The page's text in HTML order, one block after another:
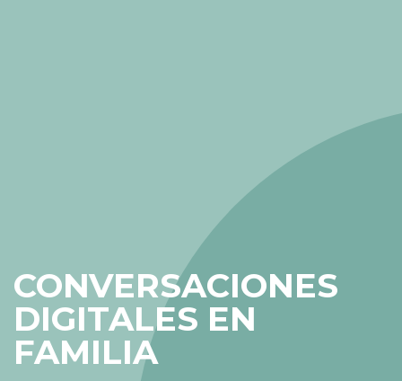
CONVERSACIONES
DIGITALES EN
FAMILIA